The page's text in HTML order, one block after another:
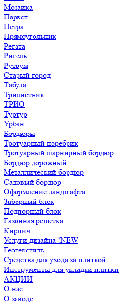
Мозаика
Паркет
Петра
Прямоугольник
Регата
Ригель
Рутрум
Старый город
Табула
Трилистник
ТРИО
Туртур
Урбан
Бордюры
Тротуарный поребрик
Тротуарный шарнирный бордюр
Бордюр дорожный
Металлический бордюр
Садовый бордюр
Оформление ландшафта
Заборный блок
Подпорный блок
Газонная решетка
Кирпич
Услуги дизайна !NEW
Геотекстиль
Средства для ухода за плиткой
Инструменты для укладки плитки
АКЦИИ
О нас
О заводе